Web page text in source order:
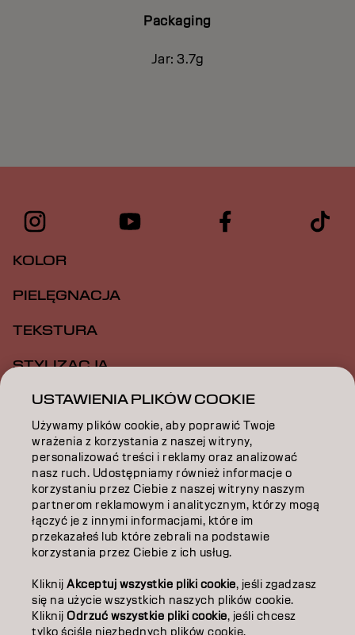
Packaging
Jar: 3.7g
KOLOR
PIELĘGNACJA
TEKSTURA
STYLIZACJA
INSPIRACJA
EDUKACJA
O NAS
ZOSTAŃ PARTNEREM
SKONTAKTUJ SIĘ Z NAMI
KontaktPolityka prywatności
Polityka dotycząca plików cookieWarunki użytkowania
USTAWIENIA PLIKÓW COOKIE
Używamy plików cookie, aby poprawić Twoje
wrażenia z korzystania z naszej witryny,
personalizować treści i reklamy oraz analizować
nasz ruch. Udostępniamy również informacje o
korzystaniu przez Ciebie z naszej witryny naszym
partnerom reklamowym i analitycznym, którzy mogą
łączyć je z innymi informacjami, które im
przekazałeś lub które zebrali na podstawie
korzystania przez Ciebie z ich usług.
KliknijAkceptuj wszystkie pliki cookie, jeśli zgadzasz
się na użycie wszystkich naszych plików cookie.
KliknijOdrzuć wszystkie pliki cookie, jeśli chcesz
tylko ściśle niezbędnych plików cookie.